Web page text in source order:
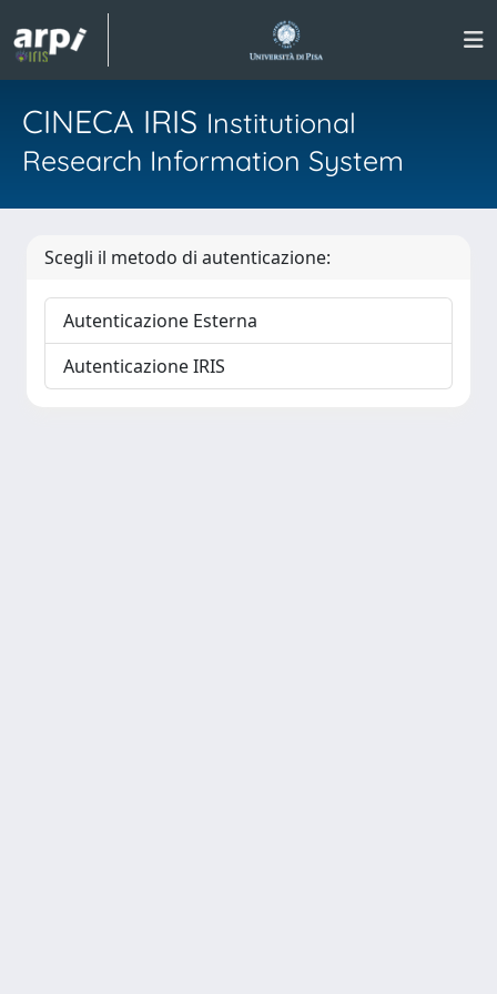
CINECA IRIS Institutional
Research Information System
Scegli il metodo di autenticazione:
Autenticazione Esterna
Autenticazione IRIS